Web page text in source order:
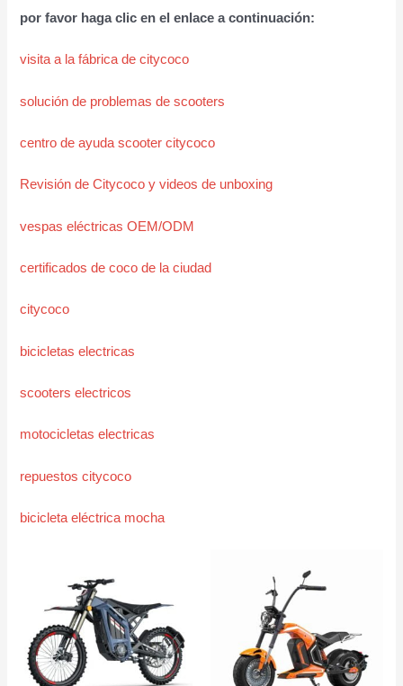
por favor haga clic en el enlace a continuación:
visita a la fábrica de citycoco
solución de problemas de scooters
centro de ayuda scooter citycoco
Revisión de Citycoco y videos de unboxing
vespas eléctricas OEM/ODM
certificados de coco de la ciudad
citycoco
bicicletas electricas
scooters electricos
motocicletas electricas
repuestos citycoco
bicicleta eléctrica mocha